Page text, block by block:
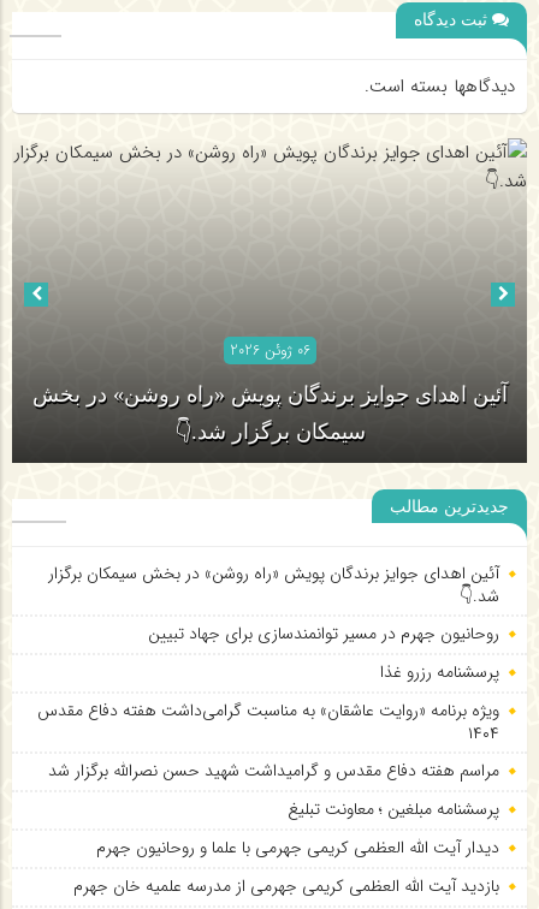
ثبت دیدگاه
دیدگاهها بسته است.
06 ژوئن 2026
آئین اهدای جوایز برندگان پویش «راه روشن» در بخش
سیمکان برگزار شد.👇
جدیدترین مطالب
آئین اهدای جوایز برندگان پویش «راه روشن» در بخش سیمکان برگزار
شد.👇
روحانیون جهرم در مسیر توانمندسازی برای جهاد تبیین
پرسشنامه رزرو غذا
ویژه برنامه «روایت عاشقان» به مناسبت گرامی‌داشت هفته دفاع مقدس
۱۴۰۴
مراسم هفته دفاع مقدس و گرامیداشت شهید حسن نصرالله برگزار شد
پرسشنامه مبلغین ؛ معاونت تبلیغ
دیدار آیت الله العظمی کریمی جهرمی با علما و روحانیون جهرم
بازدید آیت الله العظمی کریمی جهرمی از مدرسه علمیه خان جهرم